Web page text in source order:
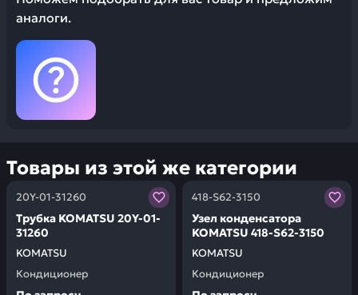
аналоги.
Товары из этой же категории
20Y-01-31260
KOMATSU
Трубка KOMATSU 20Y-01-
31260
Кондиционер
Заказывая запчасти у нас, вы получаете гарантию
418-S62-3150
KOMATSU
Узел конденсатора
KOMATSU 418-S62-3150
Кондиционер
Заказывая запчасти у